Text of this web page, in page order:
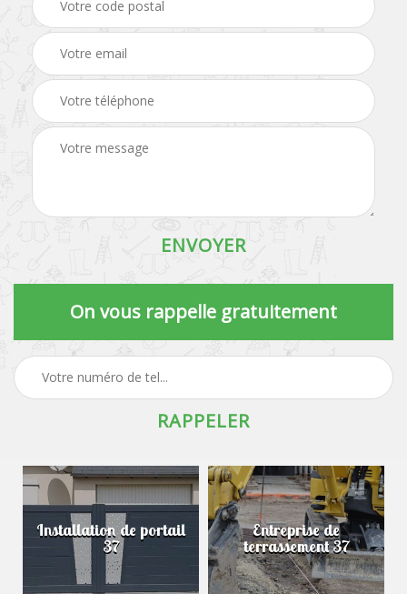
On vous rappelle gratuitement
Installation de portail
37
Entreprise de
terrassement 37